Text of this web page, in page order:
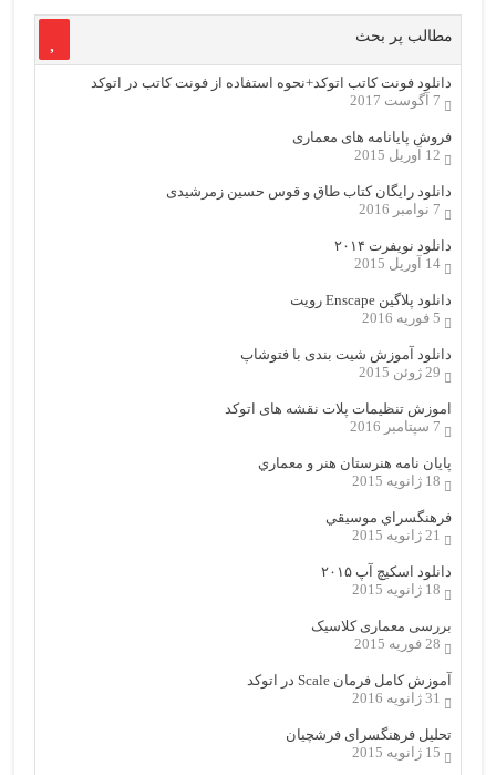
مطالب پر بحث
دانلود فونت کاتب اتوکد+نحوه استفاده از فونت کاتب در اتوکد
7 آگوست 2017
فروش پایانامه های معماری
12 آوریل 2015
دانلود رایگان کتاب طاق و قوس حسین زمرشیدی
7 نوامبر 2016
دانلود نویفرت ۲۰۱۴
14 آوریل 2015
دانلود پلاگین Enscape رویت
5 فوریه 2016
دانلود آموزش شیت بندی با فتوشاپ
29 ژوئن 2015
اموزش تنظیمات پلات نقشه های اتوکد
7 سپتامبر 2016
پایان نامه هنرستان هنر و معماري
18 ژانویه 2015
فرهنگسراي موسيقي
21 ژانویه 2015
دانلود اسکیچ آپ ۲۰۱۵
18 ژانویه 2015
بررسی معماری کلاسیک
28 فوریه 2015
آموزش کامل فرمان Scale در اتوکد
31 ژانویه 2016
تحلیل فرهنگسرای فرشچیان
15 ژانویه 2015